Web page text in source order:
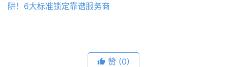
阱！6大标准锁定靠谱服务商
赞 (0)